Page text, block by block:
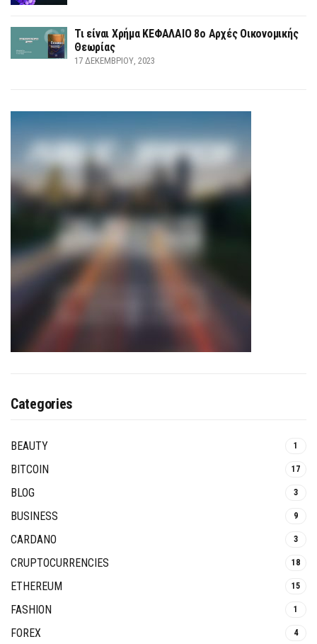
Τι είναι Χρήμα ΚΕΦΑΛΑΙΟ 8ο Αρχές Οικονομικής
Θεωρίας
17 ΔΕΚΕΜΒΡΊΟΥ, 2023
Categories
BEAUTY 1
BITCOIN 17
BLOG 3
BUSINESS 9
CARDANO 3
CRUPTOCURRENCIES 18
ETHEREUM 15
FASHION 1
FOREX 4